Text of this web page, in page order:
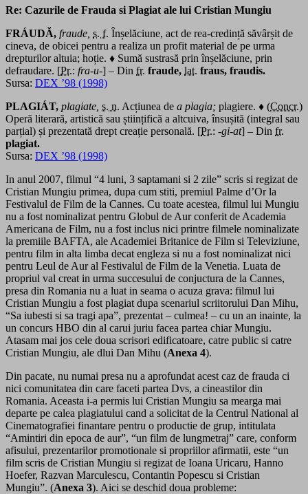
Re: Cazurile de Frauda si Plagiat ale lui Cristian Mungiu
FRÁUDĂ, fraude, s. f. Înșelăciune, act de rea-credință săvârșit de
cineva, de obicei pentru a realiza un profit material de pe urma
drepturilor altuia; hoție. ♦ Sumă sustrasă prin înșelăciune, prin
defraudare. [Pr.: fra-u-] – Din fr. fraude, lat. fraus, fraudis.
Sursa: DEX ’98 (1998)
PLAGIÁT, plagiate, s. n. Acțiunea de a plagia; plagiere. ♦ (Concr.)
Operă literară, artistică sau științifică a altcuiva, însușită (integral sau
parțial) și prezentată drept creație personală. [Pr.: -gi-at] – Din fr.
plagiat.
Sursa: DEX ’98 (1998)
In anul 2007, filmul “4 luni, 3 saptamani si 2 zile” scris si regizat de
Cristian Mungiu primea, dupa cum stiti, premiul Palme d’Or la
Festivalul de Film de la Cannes. Cu toate acestea, filmul lui Mungiu
nu a fost nominalizat pentru Globul de Aur conferit de Academia
Americana de Film, nu a fost inclus nici printre filmele nominalizate
la premiile BAFTA, ale Academiei Britanice de Film si Televiziune,
pentru film in alta limba decat engleza si nu a fost nominalizat nici
pentru Leul de Aur al Festivalul de Film de la Venetia. Luata de
propriul val creat in urma succesului de conjuctura de la Cannes,
presa din Romania nu a luat in seama o acuza grava: filmul lui
Cristian Mungiu a fost plagiat dupa scenariul scriitorului Dan Mihu,
“Sa iubesti si sa tragi apa”, prezentat – culmea! – cu un an inainte, la
un concurs HBO din al carui juriu facea partea chiar Mungiu.
Atasam mai jos cele doua scrisori edificatoare, catre public si catre
Cristian Mungiu, ale dlui Dan Mihu (Anexa 4).
Din pacate, nu numai presa nu a aprofundat acest caz de frauda ci
nici comunitatea din care faceti partea Dvs, a cineastilor din
Romania. Aceasta i-a permis lui Cristian Mungiu sa mearga mai
departe pe calea plagiatului cand a solicitat de la Centrul National al
Cinematografiei finantare pentru o productie de grup, intitulata
“Amintiri din epoca de aur”, “un film de lungmetraj” care, conform
afisului, prezentarilor promotionale si propriilor afirmatii, este “un
film scris de Cristian Mungiu si regizat de Ioana Uricaru, Hanno
Hoefer, Razvan Marculescu, Contantin Popescu si Cristian
Mungiu”. (Anexa 3). Aici se deschid doua probleme: